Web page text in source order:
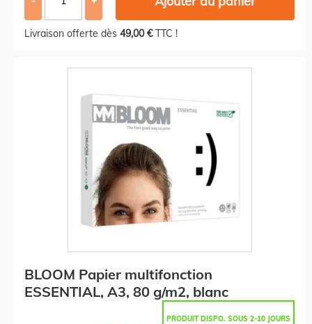
Livraison offerte dès 49,00 €TTC !
BLOOM Papier multifonction
ESSENTIAL, A3, 80 g/m2, blanc
PRODUIT DISPO. SOUS 2-10 JOURS